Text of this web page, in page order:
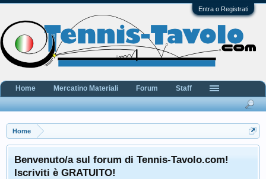
Entra o Registrati
Home
Benvenuto/a sul forum di Tennis-Tavolo.com!
Iscriviti è GRATUITO!
Home Mercatino Materiali Forum Staff